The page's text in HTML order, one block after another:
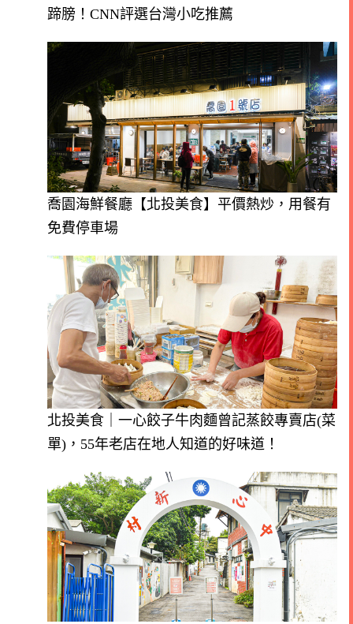
蹄膀！CNN評選台灣小吃推薦
喬園海鮮餐廳【北投美食】平價熱炒，用餐有
免費停車場
北投美食｜一心餃子牛肉麵曾記蒸餃專賣店(菜
單)，55年老店在地人知道的好味道！